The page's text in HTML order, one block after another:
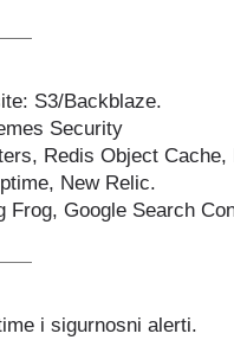
S3/Backblaze.
Security
Redis Object
New Relic.
Frog, Google Search
i sigurnosni alerti.